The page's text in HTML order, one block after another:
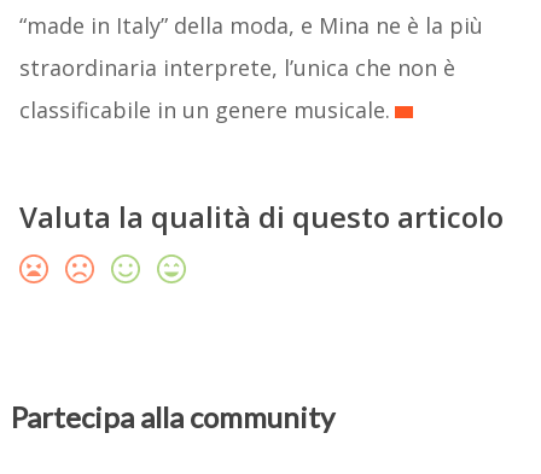
“made in Italy” della moda, e Mina ne è la più
straordinaria interprete, l’unica che non è
classificabile in un genere musicale.
Valuta la qualità di questo articolo
Partecipa alla community